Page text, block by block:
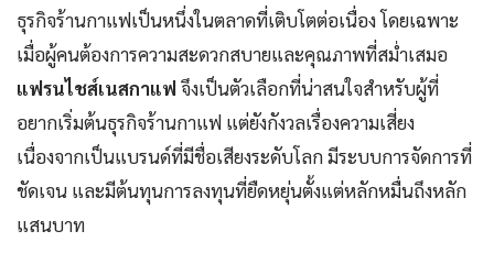
ธุรกิจร้านกาแฟเป็นหนึ่งในตลาดที่เติบโตต่อเนื่อง โดยเฉพาะ
เมื่อผู้คนต้องการความสะดวกสบายและคุณภาพที่สม่ำเสมอ
แฟรนไชส์เนสกาแฟ จึงเป็นตัวเลือกที่น่าสนใจสำหรับผู้ที่
อยากเริ่มต้นธุรกิจร้านกาแฟ แต่ยังกังวลเรื่องความเสี่ยง
เนื่องจากเป็นแบรนด์ที่มีชื่อเสียงระดับโลก มีระบบการจัดการที่
ชัดเจน และมีต้นทุนการลงทุนที่ยืดหยุ่นตั้งแต่หลักหมื่นถึงหลัก
แสนบาท